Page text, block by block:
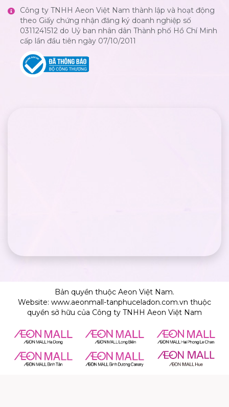
Công ty TNHH Aeon Việt Nam thành lập và hoạt động
theo Giấy chứng nhận đăng ký doanh nghiệp số
0311241512 do Uỷ ban nhân dân Thành phố Hồ Chí Minh
cấp lần đầu tiên ngày 07/10/2011
Bản quyền thuộc Aeon Việt Nam.
Website: www.aeonmall-tanphuceladon.com.vn thuộc
quyền sở hữu của Công ty TNHH Aeon Việt Nam